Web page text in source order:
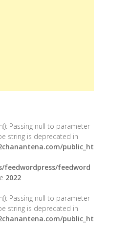
Passing null to parameter
string is deprecated in
public_ht
feedwordpress/feedword
2022
Passing null to parameter
string is deprecated in
public_ht